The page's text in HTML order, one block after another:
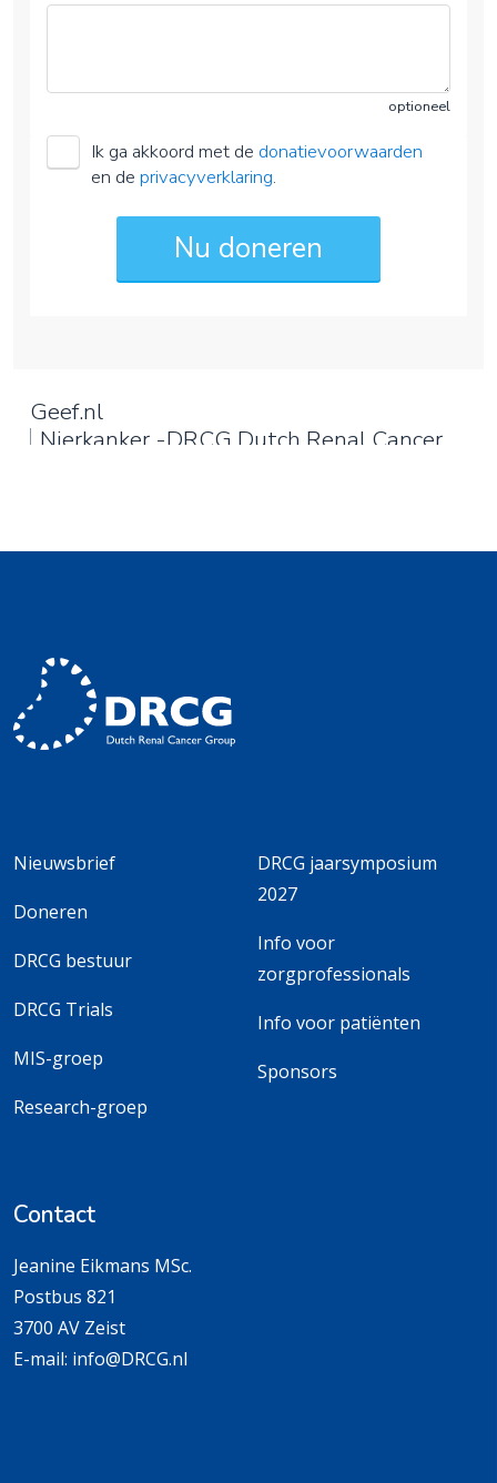
Nieuwsbrief
Doneren
DRCG bestuur
DRCG Trials
MIS-groep
Research-groep
DRCG jaarsymposium
2027
Info voor
zorgprofessionals
Info voor patiënten
Sponsors
Contact
Jeanine Eikmans MSc.
Postbus 821
3700 AV Zeist
E-mail: info@DRCG.nl